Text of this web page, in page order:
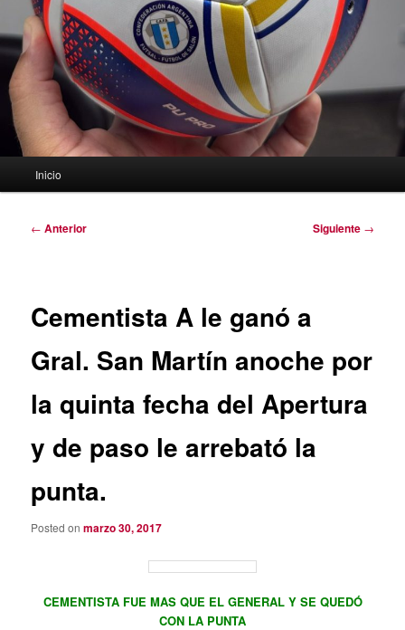
Inicio
Navegación
← Anterior Siguiente →
Cementista A le ganó a
Gral. San Martín anoche por
la quinta fecha del Apertura
y de paso le arrebató la
punta.
Posted onmarzo 30, 2017
CEMENTISTA FUE MAS QUE EL GENERAL Y SE QUEDÓ
CON LA PUNTA